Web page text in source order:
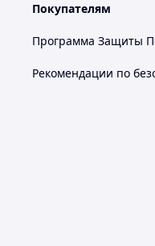
Покупателям
Программа Защиты
Рекомендации по